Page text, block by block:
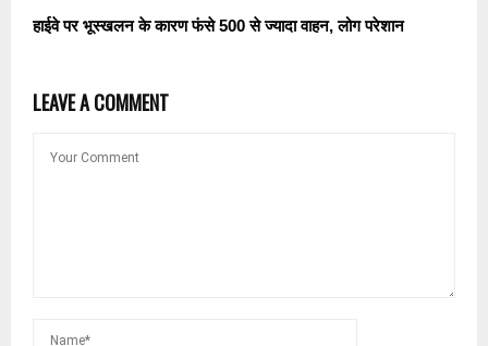
हाईवे पर भूस्खलन के कारण फंसे 500 से ज्यादा वाहन, लोग परेशान
LEAVE A COMMENT